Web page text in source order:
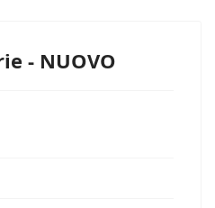
- NUOVO